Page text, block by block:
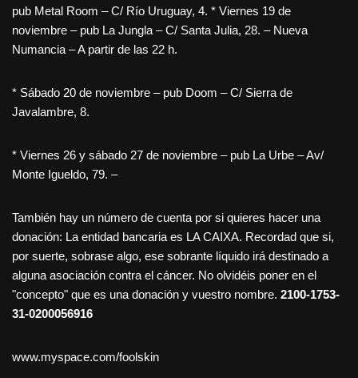
pub Metal Room – C/ Río Uruguay, 4. * Viernes 19 de
noviembre – pub La Jungla – C/ Santa Julia, 28. – Nueva
Numancia – A partir de las 22 h.
* Sábado 20 de noviembre – pub Doom – C/ Sierra de
Javalambre, 8.
* Viernes 26 y sábado 27 de noviembre – pub La Urbe – Av/
Monte Igueldo, 79. –
También hay un número de cuenta por si quieres hacer una
donación: La entidad bancaria es LA CAIXA. Recordad que si,
por suerte, sobrase algo, ese sobrante líquido irá destinado a
alguna asociación contra el cáncer. No olvidéis poner en el
"concepto" que es una donación y vuestro nombre. 2100-1753-
31-0200056916
www.myspace.com/foolskin